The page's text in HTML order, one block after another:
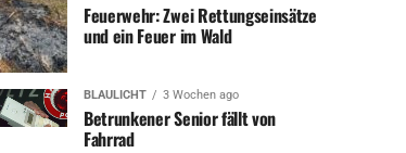
Feuerwehr: Zwei Rettungseinsätze
und ein Feuer im Wald
BLAULICHT 3 Wochen ago
Betrunkener Senior fällt von
Fahrrad